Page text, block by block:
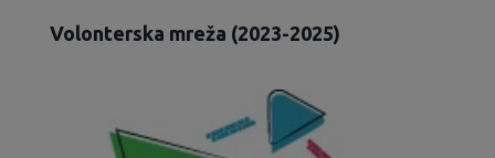
Volonterska mreža (2023-2025)